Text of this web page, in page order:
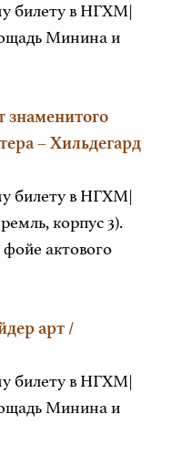
билету в НГХМ|
Минина и
знаменитого
– Хильдегард
билету в НГХМ|
корпус 3).
актового
арт /
билету в НГХМ|
Минина и